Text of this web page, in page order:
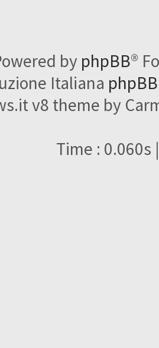
by phpBB®
Italiana
v8 theme by
Time : 0.060s